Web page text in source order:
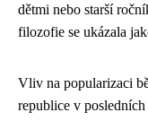
dětmi nebo starší
filozofie se ukázala
Vliv na popularizaci
republice v